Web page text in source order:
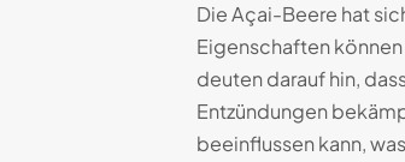
Die Açai-Beere hat
Eigenschaften
deuten darauf hin,
Entzündungen
beeinflussen kann,